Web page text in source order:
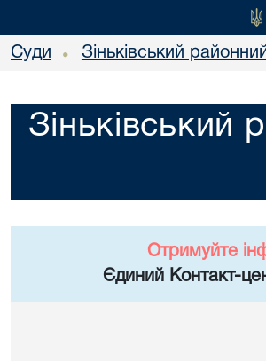
Суди • Зіньківський
Зіньківський
Отримуйте
Єдиний Контакт-